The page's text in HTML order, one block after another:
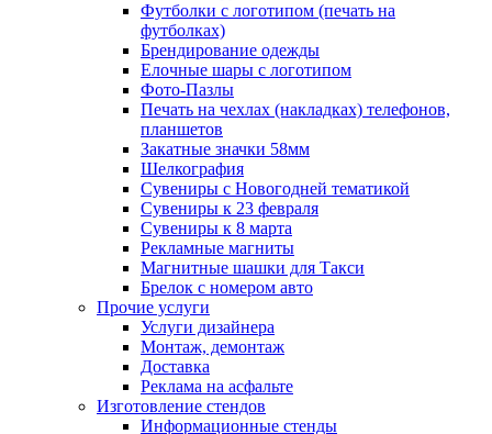
Футболки с логотипом (печать на
футболках)
Брендирование одежды
Елочные шары с логотипом
Фото-Пазлы
Печать на чехлах (накладках) телефонов,
планшетов
Закатные значки 58мм
Шелкография
Сувениры с Новогодней тематикой
Сувениры к 23 февраля
Сувениры к 8 марта
Рекламные магниты
Магнитные шашки для Такси
Брелок с номером авто
Прочие услуги
Услуги дизайнера
Монтаж, демонтаж
Доставка
Реклама на асфальте
Изготовление стендов
Информационные стенды